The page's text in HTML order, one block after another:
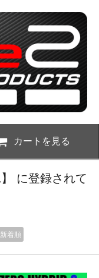
カートを見る
に登録されて
新着順